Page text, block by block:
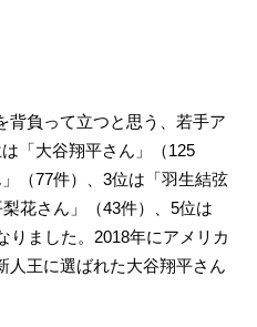
背負って立つと思う、若手ア
「大谷翔平さん」（125
（77件）、3位は「羽生結弦
花さん」（43件）、5位は
りました。2018年にアメリカ
人王に選ばれた大谷翔平さん